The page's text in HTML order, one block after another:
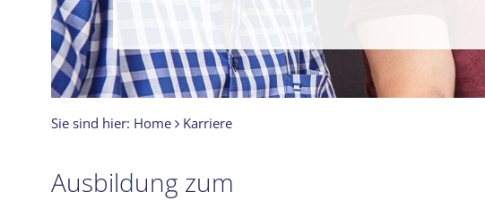
Sie sind hier: Home Karriere
Ausbildung zum